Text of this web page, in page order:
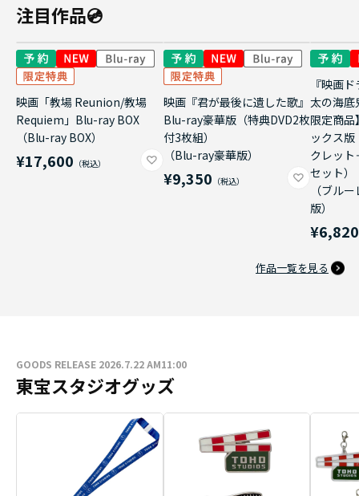
注目作品💿
映画「教場 Reunion/教場
Requiem」Blu-ray BOX
（Blu-ray BOX）
¥17,600
映画『君が最後に遺した歌』
Blu-ray豪華版（特典DVD2枚
付3枚組）
（Blu-ray豪華版）
¥9,350
『映画
太の海底
限定商品
ックス
クレッ
セット）
（ブル
版）
¥6,820
作品一覧を見る
GOODS RELEASE 2026.7.22 AM11:00
東宝スタジオグッズ